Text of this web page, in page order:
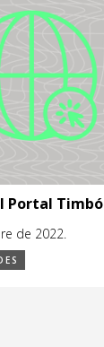
Portal Timbó
de 2022.